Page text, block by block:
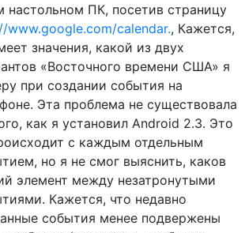
настольном ПК, посетив страницу
www.google.com/calendar., Кажется,
значения, какой из двух
«Восточного времени США» я
при создании события на
Эта проблема не существовала
как я установил Android 2.3. Это
с каждым отдельным
но я не смог выяснить, каков
элемент между незатронутыми
Кажется, что недавно
события менее подвержены